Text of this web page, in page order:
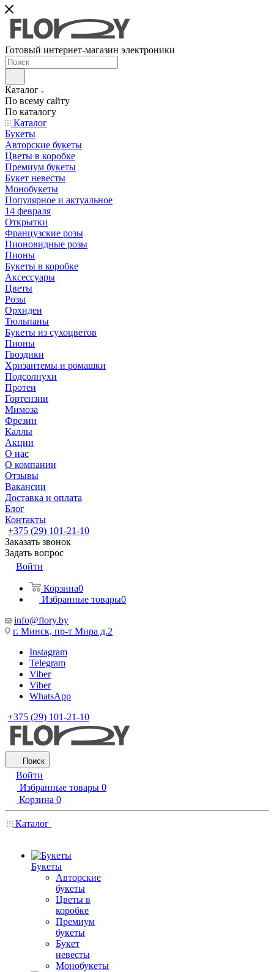
Готовый интернет-магазин электроники
Каталог
По всему сайту
По каталогу
Каталог
Букеты
Авторские букеты
Цветы в коробке
Премиум букеты
Букет невесты
Монобукеты
Популярное и актуальное
14 февраля
Открытки
Французские розы
Пионовидные розы
Пионы
Букеты в коробке
Аксессуары
Цветы
Розы
Орхидеи
Тюльпаны
Букеты из сухоцветов
Пионы
Гвоздики
Хризантемы и ромашки
Подсолнухи
Протеи
Гортензии
Мимоза
Фрезии
Каллы
Акции
О нас
О компании
Отзывы
Вакансии
Доставка и оплата
Блог
Контакты
+375 (29) 101-21-10
Заказать звонок
Задать вопрос
Войти
Корзина0
Избранные товары0
info@flory.by
г. Минск, пр-т Мира д.2
Instagram
Telegram
Viber
Viber
WhatsApp
+375 (29) 101-21-10
Поиск
Войти
Избранные товары 0
Корзина 0
Каталог
Букеты
Авторские
букеты
Цветы в
коробке
Премиум
букеты
Букет
невесты
Монобукеты